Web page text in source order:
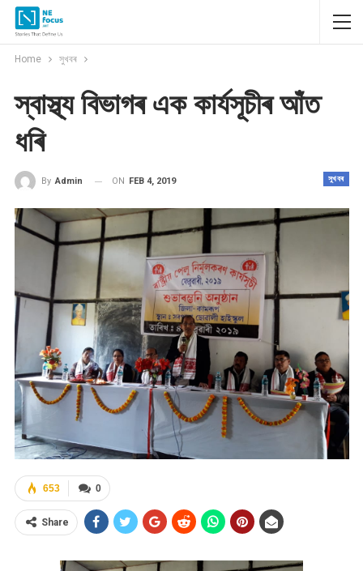
Home সুখবৰ
স্বাস্থ্য বিভাগৰ এক কাৰ্যসূচীৰ আঁত
ধৰি
সুখবৰ
By Admin ON FEB 4, 2019
0
653
Share